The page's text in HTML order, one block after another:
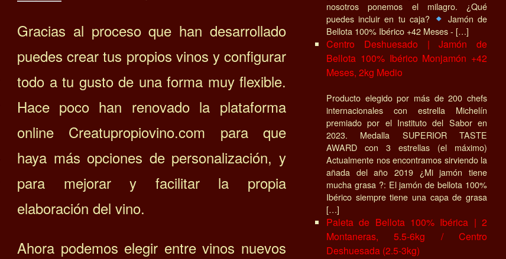
Gracias al proceso que han desarrollado
puedes crear tus propios vinos y configurar
todo a tu gusto de una forma muy flexible.
Hace poco han renovado la plataforma
online Creatupropiovino.com para que
haya más opciones de personalización, y
para mejorar y facilitar la propia
elaboración del vino.
Ahora podemos elegir entre vinos nuevos
nosotros ponemos el milagro. ¿Qué
puedes incluir en tu caja?
Jamón de
Bellota 100% Ibérico +42 Meses - […]
Centro Deshuesado | Jamón de
Bellota 100% Ibérico Monjamón +42
Meses, 2kg Medio
Producto elegido por más de 200 chefs
internacionales con estrella Michelín
premiado por el Instituto del Sabor en
2023. Medalla SUPERIOR TASTE
AWARD con 3 estrellas (el máximo)
Actualmente nos encontramos sirviendo la
añada del año 2019 ¿Mi jamón tiene
mucha grasa ?: El jamón de bellota 100%
Ibérico siempre tiene una capa de grasa
[…]
Paleta de Bellota 100% Ibérica | 2
Montaneras, 5.5-6kg / Centro
Deshuesada (2.5-3kg)